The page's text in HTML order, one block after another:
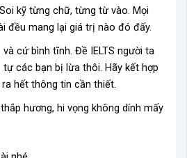
kỹ từng chữ, từng từ vào. Mọi
đều mang lại giá trị nào đó đấy.
và cứ bình tĩnh. Đề IELTS người ta
các bạn bị lừa thôi. Hãy kết hợp
hết thông tin cần thiết.
hương, hi vọng không dính mấy